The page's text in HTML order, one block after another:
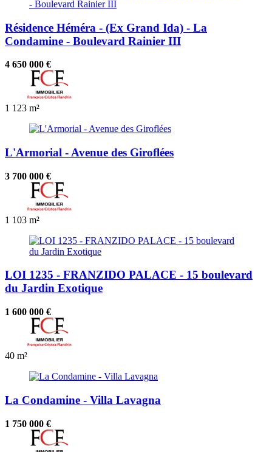
Résidence Héméra - (Ex Grand Ida) - La
Condamine - Boulevard Rainier III
4 650 000 €
1 123 m²
L'Armorial - Avenue des Giroflées
3 700 000 €
1 103 m²
LOI 1235 - FRANZIDO PALACE - 15 boulevard
du Jardin Exotique
1 600 000 €
40 m²
La Condamine - Villa Lavagna
1 750 000 €